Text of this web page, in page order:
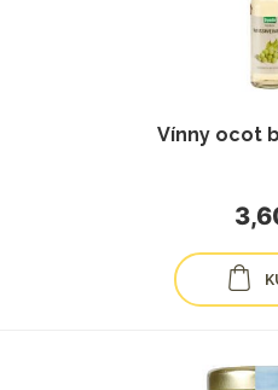
Vínny ocot